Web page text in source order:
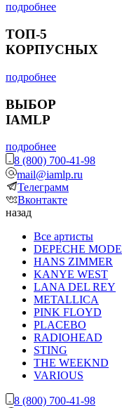
подробнее
ТОП-5
КОРПУСНЫХ
подробнее
ВЫБОР
IAMLP
подробнее
8 (800) 700-41-98
mail@iamlp.ru
Телеграмм
Вконтакте
назад
Все артисты
DEPECHE MODE
HANS ZIMMER
KANYE WEST
LANA DEL REY
METALLICA
PINK FLOYD
PLACEBO
RADIOHEAD
STING
THE WEEKND
VARIOUS
8 (800) 700-41-98